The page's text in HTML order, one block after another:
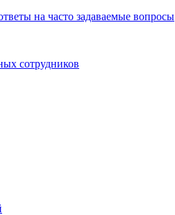
на часто задаваемые вопросы
сотрудников